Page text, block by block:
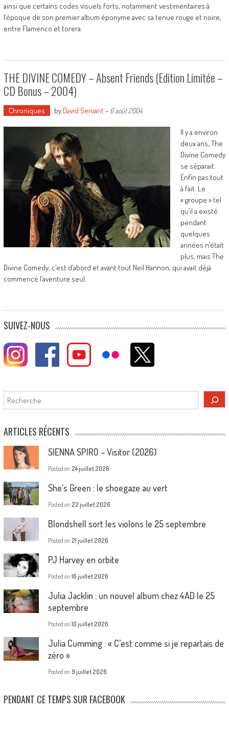
ainsi que certains codes visuels forts, notamment vestimentaires à
l’époque de son premier album éponyme avec sa tenue rouge et noire,
entre Flamenco et torera.
THE DIVINE COMEDY – Absent Friends (Edition Limitée –
CD Bonus – 2004)
Chroniques by David Servant- 6 août 2004
Il y a environ
deux ans, The
Divine Comedy
se séparait.
Enfin pas tout
à fait. Le
« groupe » tel
qu’il a existé
pendant
quelques
années n’était
plus, mais The
Divine Comedy, c’est d’abord et avant tout Neil Hannon, qui avait déjà
commencé l’aventure seul.
SUIVEZ-NOUS
Rechercher
ARTICLES RÉCENTS
SIENNA SPIRO – Visitor (2026)
Posted on 24 juillet 2026
She’s Green : le shoegaze au vert
Posted on 22 juillet 2026
Blondshell sort les violons le 25 septembre
Posted on 21 juillet 2026
PJ Harvey en orbite
Posted on 16 juillet 2026
Julia Jacklin : un nouvel album chez 4AD le 25
septembre
Posted on 10 juillet 2026
Julia Cumming : « C’est comme si je repartais de
zéro »
Posted on 9 juillet 2026
PENDANT CE TEMPS SUR FACEBOOK